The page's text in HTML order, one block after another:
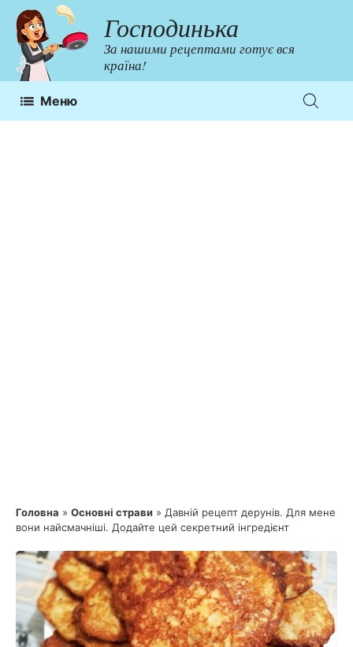
Перейти
до
контенту
Господинька
За нашими рецептами готує вся
країна!
Меню
Головна » Основні страви » Давній рецепт дерунів. Для мене
вони найсмачніші. Додайте цей секретний інгредієнт